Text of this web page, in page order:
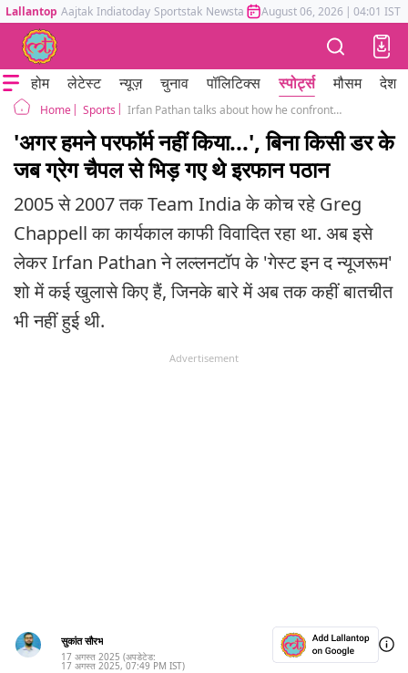
Lallantop Aajtak Indiatoday Sportstak Newstak Mumbai Tak Astrotak
August 06, 2026 | 04:01 IST
होम लेटेस्ट न्यूज़ चुनाव पॉलिटिक्स स्पोर्ट्स मौसम देश
Home Sports Irfan Pathan talks about how he confronted Coach Greg Chappell in Guest in the Newsroom
'अगर हमने परफॉर्म नहीं किया...', बिना किसी डर के
जब ग्रेग चैपल से भि‍ड़ गए थे इरफान पठान
2005 से 2007 तक Team India के कोच रहे Greg
Chappell का कार्यकाल काफी विवादित रहा था. अब इसे
लेकर Irfan Pathan ने लल्लनटॉप के 'गेस्ट इन द न्यूजरूम'
शो में कई खुलासे किए हैं, जिनके बारे में अब तक कहीं बातचीत
भी नहीं हुई थी.
Advertisement
सुकांत सौरभ
17 अगस्त 2025 (अपडेटेड:
17 अगस्त 2025, 07:49 PM IST)